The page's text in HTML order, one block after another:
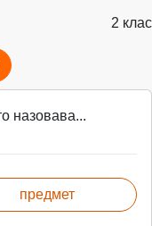
2 клас
назовава...
предмет